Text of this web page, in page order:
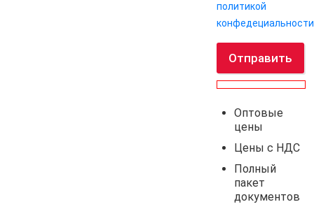
политикой
конфедециальности
Отправить
Оптовые
цены
Цены с НДС
Полный
пакет
документов